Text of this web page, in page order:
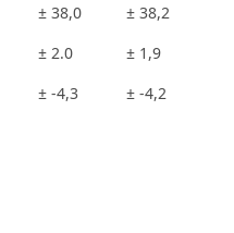
± 38,0 ± 38,2
± 2.0 ± 1,9
± -4,3 ± -4,2